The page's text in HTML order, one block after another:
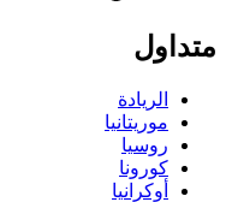
متداول
الريادة
موريتانيا
روسيا
كورونا
أوكرانيا